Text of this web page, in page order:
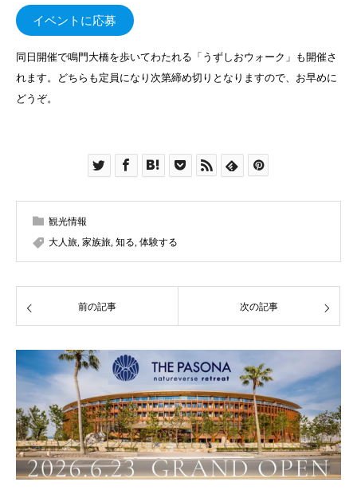
イベントに応募
同日開催で鳴門大橋を歩いてわたれる「うずしおウォーク」も開催さ
れます。どちらも定員になり次第締め切りとなりますので、お早めに
どうぞ。
観光情報
大人旅 家族旅 知る 体験する
前の記事 次の記事